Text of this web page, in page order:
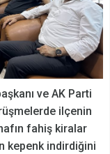
ve AK Parti
ilçenin
fahiş kiralar
kepenk indirdiğini